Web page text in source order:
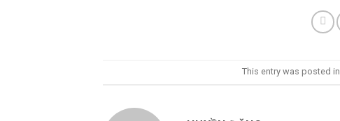
This entry was posted in